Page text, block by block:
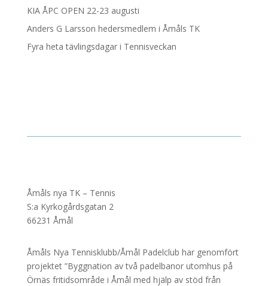
KIA ÅPC OPEN 22-23 augusti
Anders G Larsson hedersmedlem i Åmåls TK
Fyra heta tävlingsdagar i Tennisveckan
Åmåls nya TK – Tennis
S:a Kyrkogårdsgatan 2
66231 Åmål
Åmåls Nya Tennisklubb/Åmål Padelclub har genomfört
projektet ”Byggnation av två padelbanor utomhus på
Örnäs fritidsområde i Åmål med hjälp av stöd från